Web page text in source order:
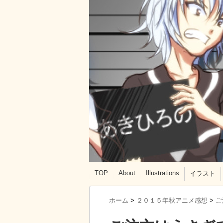
TOP About Illustrations イラスト
ホーム > ２０１５年秋アニメ感想 >